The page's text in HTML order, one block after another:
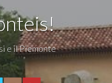
e il Piemonte